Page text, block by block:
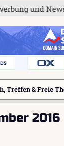
Treffen & Freie
2016